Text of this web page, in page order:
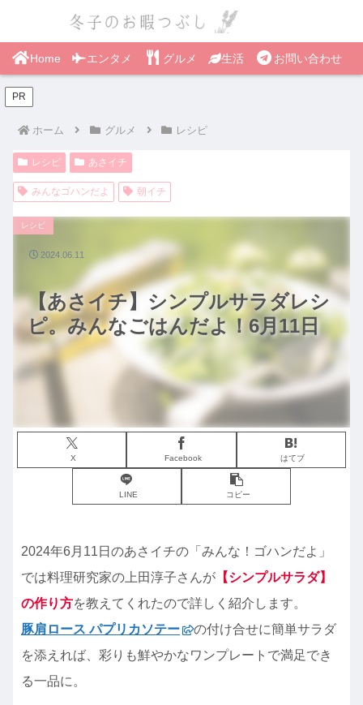
Home エンタメ グルメ 生活 お問い合わせ
PR
ホーム グルメ レシピ
レシピ あさイチ
みんなゴハンだよ 朝イチ
【あさイチ】シンプルサラダレシ
ピ。みんなごはんだよ！6月11日
レシピ
X Facebook はてブ
LINE コピー
2024.06.11
2024年6月11日のあさイチの「みんな！ゴハンだよ」
では料理研究家の上田淳子さんが 【シンプルサラダ】
の作り方を教えてくれたので詳しく紹介します。
豚肩ロース パプリカソテー
の付け合せに簡単サラダ
を添えれば、彩りも鮮やかなワンプレートで満足でき
る一品に。